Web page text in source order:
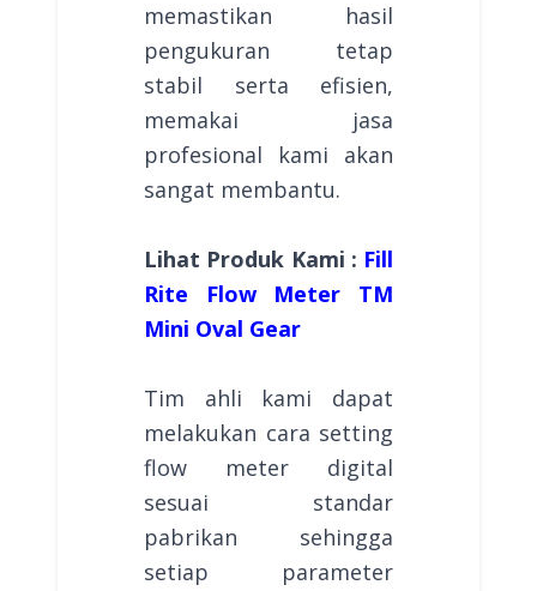
memastikan hasil
pengukuran tetap
stabil serta efisien,
memakai jasa
profesional kami akan
sangat membantu.
Lihat Produk Kami : Fill
Rite Flow Meter TM
Mini Oval Gear
Tim ahli kami dapat
melakukan cara setting
flow meter digital
sesuai standar
pabrikan sehingga
setiap parameter